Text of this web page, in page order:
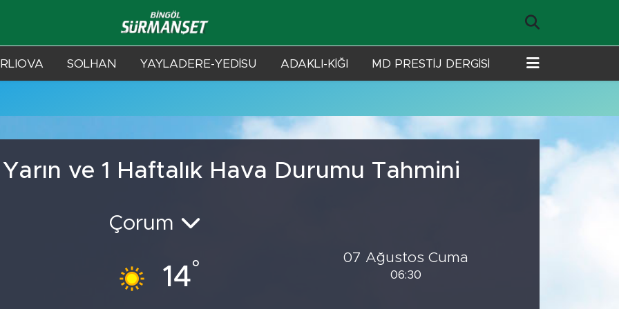
SOLHAN YAYLADERE-YEDİSU ADAKLI-KİĞI MD PRESTİJ DERGİSİ
ve 1 Haftalık Hava Durumu Tahmini
Çorum
14°
07 Ağustos Cuma
06:30